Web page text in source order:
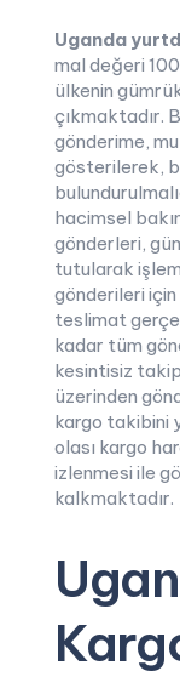
Uganda
mal değeri
ülkenin
çıkmaktadır.
gönderime,
gösterilerek,
hacimsel
gönderleri,
tutularak
gönderileri için
teslimat
kadar tüm
kesintisiz
üzerinden
kargo takibini
olası kargo
izlenmesi ile
kalkmaktadır.